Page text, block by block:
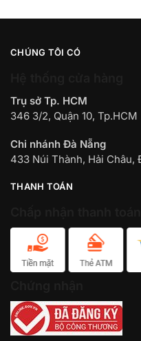
CHÚNG TÔI CÓ
Trụ sở Tp. HCM
346 3/2, Quận 10, Tp.HCM
Chi nhánh Đà Nẵng
433 Núi Thành, Hải Châu,
THANH TOÁN